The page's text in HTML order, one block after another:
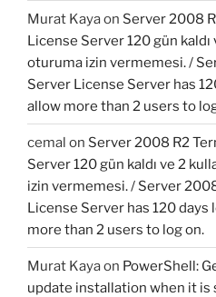
Murat Kayaon Server 2008
License Server 120 gün kaldı
oturuma izin vermemesi. /
Server License Server has
allow more than 2 users to
cemal on Server 2008 R2
Server 120 gün kaldı ve 2
izin vermemesi. / Server
License Server has 120
more than 2 users to log on.
Murat Kayaon PowerShell:
update installation when it is